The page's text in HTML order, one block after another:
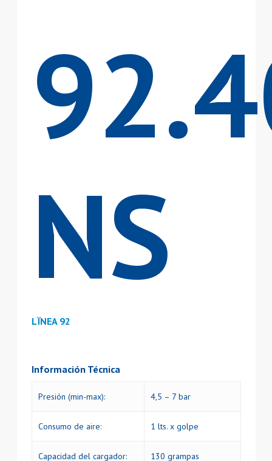
NS
LÏNEA 92
Información Técnica
Presión (min-max): 4,5 – 7 bar
Consumo de aire: 1 lts. x golpe
Capacidad del cargador: 130 grampas